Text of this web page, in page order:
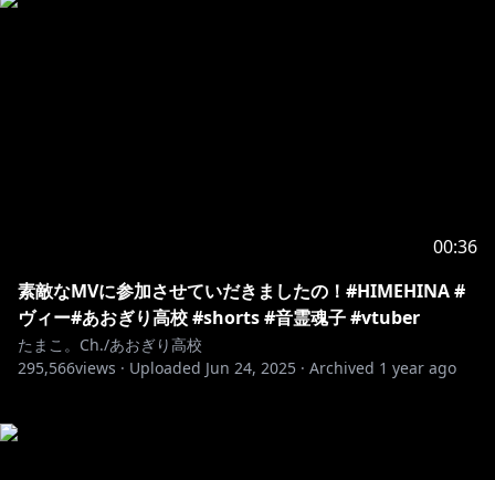
00:36
素敵なMVに参加させていだきましたの！#HIMEHINA #
ヴィー#あおぎり高校 #shorts #音霊魂子 #vtuber
たまこ。Ch./あおぎり高校
295,566views · Uploaded Jun 24, 2025 · Archived 1 year ago